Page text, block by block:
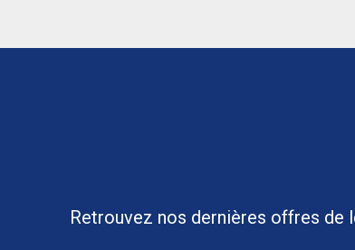
Retrouvez nos dernières offres de